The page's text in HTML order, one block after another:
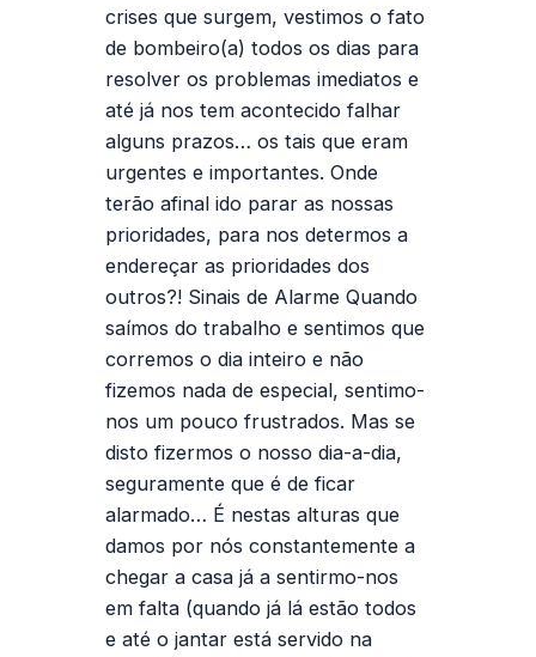
crises que surgem, vestimos o fato
de bombeiro(a) todos os dias para
resolver os problemas imediatos e
até já nos tem acontecido falhar
alguns prazos… os tais que eram
urgentes e importantes. Onde
terão afinal ido parar as nossas
prioridades, para nos determos a
endereçar as prioridades dos
outros?! Sinais de Alarme Quando
saímos do trabalho e sentimos que
corremos o dia inteiro e não
fizemos nada de especial, sentimo-
nos um pouco frustrados. Mas se
disto fizermos o nosso dia-a-dia,
seguramente que é de ficar
alarmado… É nestas alturas que
damos por nós constantemente a
chegar a casa já a sentirmo-nos
em falta (quando já lá estão todos
e até o jantar está servido na